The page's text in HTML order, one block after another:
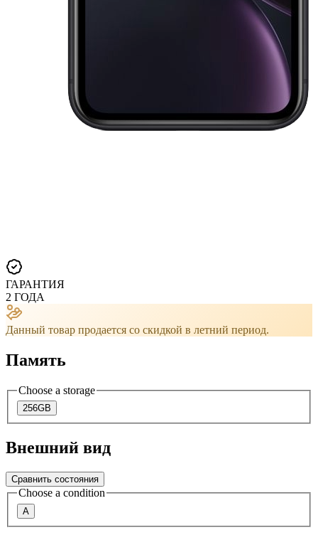
ГАРАНТИЯ
2 ГОДА
Данный товар продается со скидкой в ​​летний период.
Память
Choose a storage
256GB
Внешний вид
Сравнить состояния
Choose a condition
A